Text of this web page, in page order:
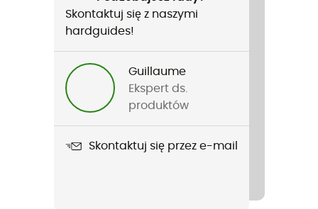
Skontaktuj się z naszymi
hardguides!
Guillaume
Ekspert ds.
produktów
Skontaktuj się przez e-mail